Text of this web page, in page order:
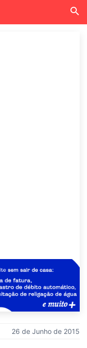
search
26 de Junho de 2015